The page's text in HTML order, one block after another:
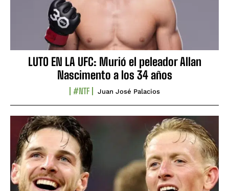
LUTO EN LA UFC: Murió el peleador Allan
Nascimento a los 34 años
#NTF Juan José Palacios